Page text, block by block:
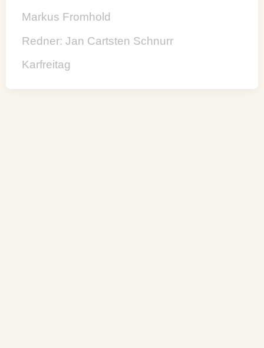
Markus Fromhold
Redner: Jan Cartsten Schnurr
Karfreitag